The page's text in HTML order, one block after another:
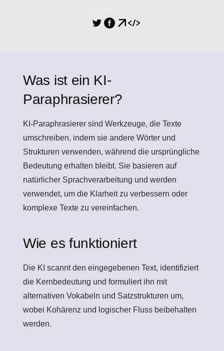
Was ist ein KI-
Paraphrasierer?
KI-Paraphrasierer sind Werkzeuge, die Texte
umschreiben, indem sie andere Wörter und
Strukturen verwenden, während die ursprüngliche
Bedeutung erhalten bleibt. Sie basieren auf
natürlicher Sprachverarbeitung und werden
verwendet, um die Klarheit zu verbessern oder
komplexe Texte zu vereinfachen.
Wie es funktioniert
Die KI scannt den eingegebenen Text, identifiziert
die Kernbedeutung und formuliert ihn mit
alternativen Vokabeln und Satzstrukturen um,
wobei Kohärenz und logischer Fluss beibehalten
werden.